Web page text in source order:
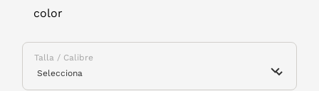
color
Talla / Calibre